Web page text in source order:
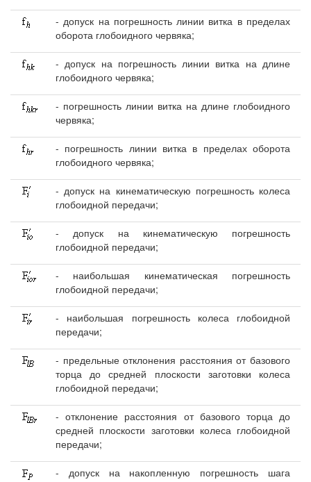
- допуск на погрешность линии витка в пределах
оборота глобоидного червяка;
- допуск на погрешность линии витка на длине
глобоидного червяка;
- погрешность линии витка на длине глобоидного
червяка;
- погрешность линии витка в пределах оборота
глобоидного червяка;
- допуск на кинематическую погрешность колеса
глобоидной передачи;
- допуск на кинематическую погрешность
глобоидной передачи;
- наибольшая кинематическая погрешность
глобоидной передачи;
- наибольшая погрешность колеса глобоидной
передачи;
- предельные отклонения расстояния от базового
торца до средней плоскости заготовки колеса
глобоидной передачи;
- отклонение расстояния от базового торца до
средней плоскости заготовки колеса глобоидной
передачи;
- допуск на накопленную погрешность шага